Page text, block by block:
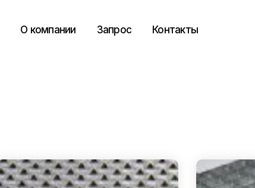
О компании Запрос Контакты